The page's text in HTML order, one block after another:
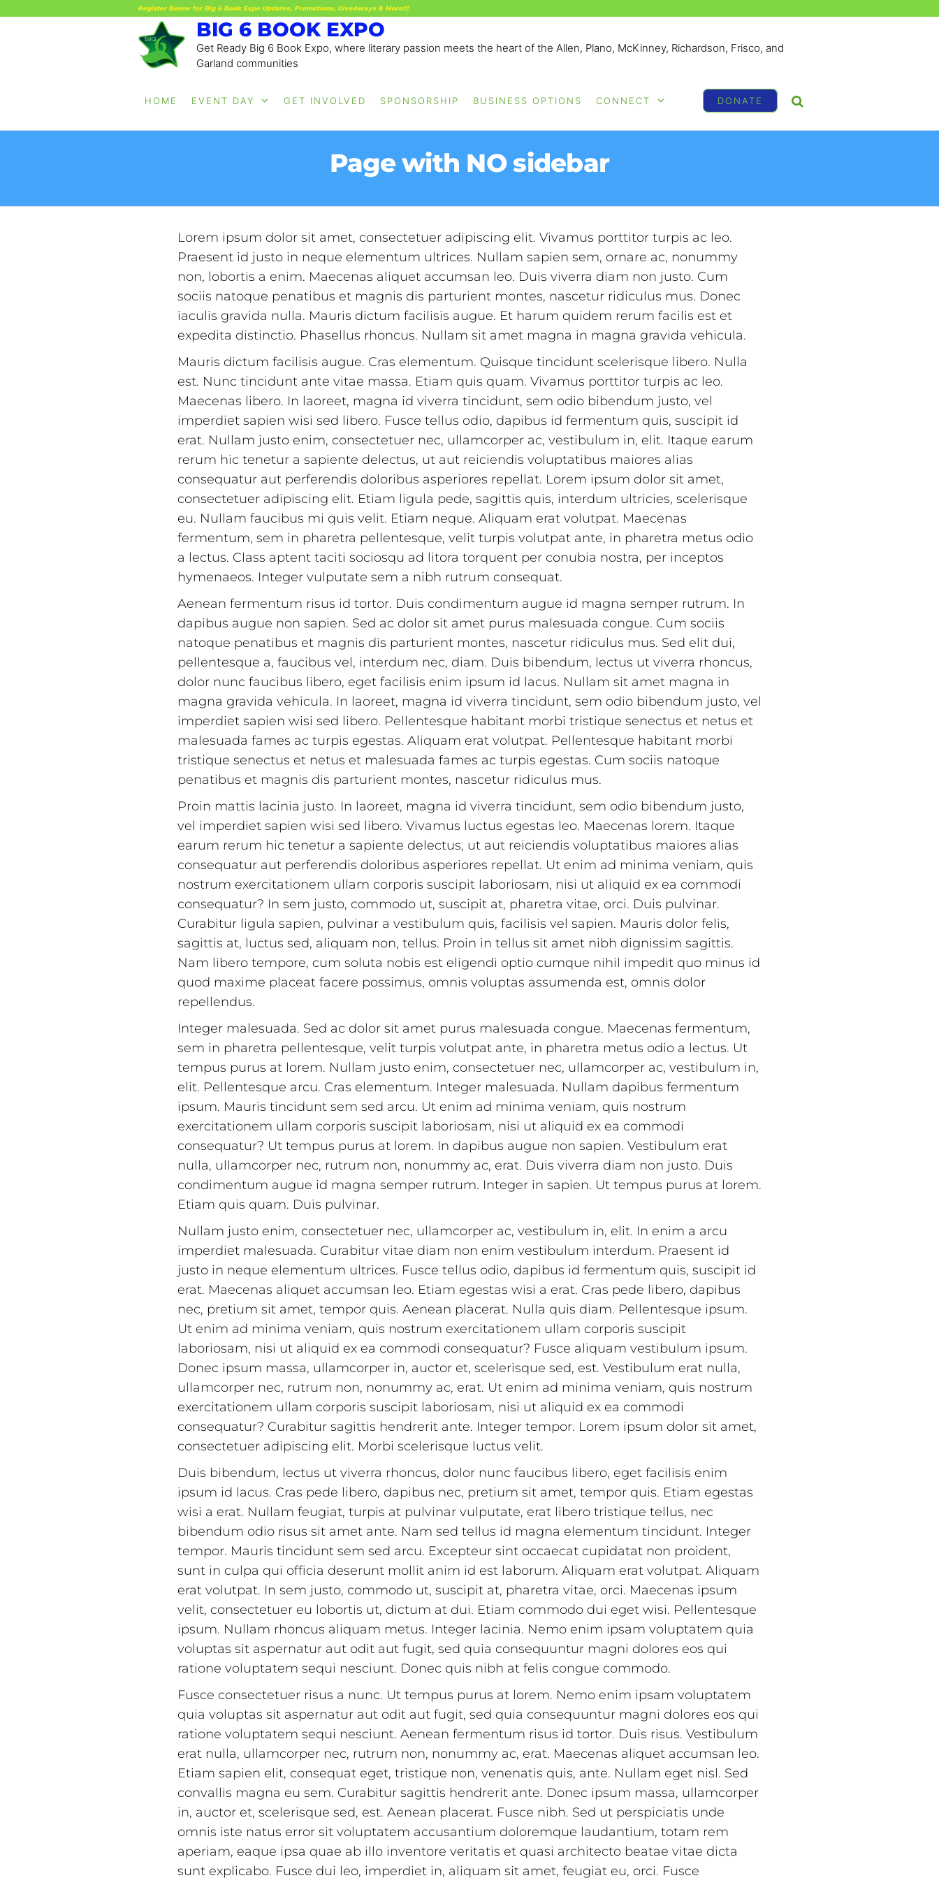
Register Below for Big 6 Book Expo Updates, Promotions, GiveAways & More!!!
BIG 6 BOOK EXPO
Get Ready Big 6 Book Expo, where literary passion meets the heart of the Allen, Plano, McKinney, Richardson, Frisco, and
Garland communities
DONATE
HOME EVENT DAY GET INVOLVED SPONSORSHIP BUSINESS OPTIONS CONNECT
Page with NO sidebar
Lorem ipsum dolor sit amet, consectetuer adipiscing elit. Vivamus porttitor turpis ac leo.
Praesent id justo in neque elementum ultrices. Nullam sapien sem, ornare ac, nonummy
non, lobortis a enim. Maecenas aliquet accumsan leo. Duis viverra diam non justo. Cum
sociis natoque penatibus et magnis dis parturient montes, nascetur ridiculus mus. Donec
iaculis gravida nulla. Mauris dictum facilisis augue. Et harum quidem rerum facilis est et
expedita distinctio. Phasellus rhoncus. Nullam sit amet magna in magna gravida vehicula.
Mauris dictum facilisis augue. Cras elementum. Quisque tincidunt scelerisque libero. Nulla
est. Nunc tincidunt ante vitae massa. Etiam quis quam. Vivamus porttitor turpis ac leo.
Maecenas libero. In laoreet, magna id viverra tincidunt, sem odio bibendum justo, vel
imperdiet sapien wisi sed libero. Fusce tellus odio, dapibus id fermentum quis, suscipit id
erat. Nullam justo enim, consectetuer nec, ullamcorper ac, vestibulum in, elit. Itaque earum
rerum hic tenetur a sapiente delectus, ut aut reiciendis voluptatibus maiores alias
consequatur aut perferendis doloribus asperiores repellat. Lorem ipsum dolor sit amet,
consectetuer adipiscing elit. Etiam ligula pede, sagittis quis, interdum ultricies, scelerisque
eu. Nullam faucibus mi quis velit. Etiam neque. Aliquam erat volutpat. Maecenas
fermentum, sem in pharetra pellentesque, velit turpis volutpat ante, in pharetra metus odio
a lectus. Class aptent taciti sociosqu ad litora torquent per conubia nostra, per inceptos
hymenaeos. Integer vulputate sem a nibh rutrum consequat.
Aenean fermentum risus id tortor. Duis condimentum augue id magna semper rutrum. In
dapibus augue non sapien. Sed ac dolor sit amet purus malesuada congue. Cum sociis
natoque penatibus et magnis dis parturient montes, nascetur ridiculus mus. Sed elit dui,
pellentesque a, faucibus vel, interdum nec, diam. Duis bibendum, lectus ut viverra rhoncus,
dolor nunc faucibus libero, eget facilisis enim ipsum id lacus. Nullam sit amet magna in
magna gravida vehicula. In laoreet, magna id viverra tincidunt, sem odio bibendum justo, vel
imperdiet sapien wisi sed libero. Pellentesque habitant morbi tristique senectus et netus et
malesuada fames ac turpis egestas. Aliquam erat volutpat. Pellentesque habitant morbi
tristique senectus et netus et malesuada fames ac turpis egestas. Cum sociis natoque
penatibus et magnis dis parturient montes, nascetur ridiculus mus.
Proin mattis lacinia justo. In laoreet, magna id viverra tincidunt, sem odio bibendum justo,
vel imperdiet sapien wisi sed libero. Vivamus luctus egestas leo. Maecenas lorem. Itaque
earum rerum hic tenetur a sapiente delectus, ut aut reiciendis voluptatibus maiores alias
consequatur aut perferendis doloribus asperiores repellat. Ut enim ad minima veniam, quis
nostrum exercitationem ullam corporis suscipit laboriosam, nisi ut aliquid ex ea commodi
consequatur? In sem justo, commodo ut, suscipit at, pharetra vitae, orci. Duis pulvinar.
Curabitur ligula sapien, pulvinar a vestibulum quis, facilisis vel sapien. Mauris dolor felis,
sagittis at, luctus sed, aliquam non, tellus. Proin in tellus sit amet nibh dignissim sagittis.
Nam libero tempore, cum soluta nobis est eligendi optio cumque nihil impedit quo minus id
quod maxime placeat facere possimus, omnis voluptas assumenda est, omnis dolor
repellendus.
Integer malesuada. Sed ac dolor sit amet purus malesuada congue. Maecenas fermentum,
sem in pharetra pellentesque, velit turpis volutpat ante, in pharetra metus odio a lectus. Ut
tempus purus at lorem. Nullam justo enim, consectetuer nec, ullamcorper ac, vestibulum in,
elit. Pellentesque arcu. Cras elementum. Integer malesuada. Nullam dapibus fermentum
ipsum. Mauris tincidunt sem sed arcu. Ut enim ad minima veniam, quis nostrum
exercitationem ullam corporis suscipit laboriosam, nisi ut aliquid ex ea commodi
consequatur? Ut tempus purus at lorem. In dapibus augue non sapien. Vestibulum erat
nulla, ullamcorper nec, rutrum non, nonummy ac, erat. Duis viverra diam non justo. Duis
condimentum augue id magna semper rutrum. Integer in sapien. Ut tempus purus at lorem.
Etiam quis quam. Duis pulvinar.
Nullam justo enim, consectetuer nec, ullamcorper ac, vestibulum in, elit. In enim a arcu
imperdiet malesuada. Curabitur vitae diam non enim vestibulum interdum. Praesent id
justo in neque elementum ultrices. Fusce tellus odio, dapibus id fermentum quis, suscipit id
erat. Maecenas aliquet accumsan leo. Etiam egestas wisi a erat. Cras pede libero, dapibus
nec, pretium sit amet, tempor quis. Aenean placerat. Nulla quis diam. Pellentesque ipsum.
Ut enim ad minima veniam, quis nostrum exercitationem ullam corporis suscipit
laboriosam, nisi ut aliquid ex ea commodi consequatur? Fusce aliquam vestibulum ipsum.
Donec ipsum massa, ullamcorper in, auctor et, scelerisque sed, est. Vestibulum erat nulla,
ullamcorper nec, rutrum non, nonummy ac, erat. Ut enim ad minima veniam, quis nostrum
exercitationem ullam corporis suscipit laboriosam, nisi ut aliquid ex ea commodi
consequatur? Curabitur sagittis hendrerit ante. Integer tempor. Lorem ipsum dolor sit amet,
consectetuer adipiscing elit. Morbi scelerisque luctus velit.
Duis bibendum, lectus ut viverra rhoncus, dolor nunc faucibus libero, eget facilisis enim
ipsum id lacus. Cras pede libero, dapibus nec, pretium sit amet, tempor quis. Etiam egestas
wisi a erat. Nullam feugiat, turpis at pulvinar vulputate, erat libero tristique tellus, nec
bibendum odio risus sit amet ante. Nam sed tellus id magna elementum tincidunt. Integer
tempor. Mauris tincidunt sem sed arcu. Excepteur sint occaecat cupidatat non proident,
sunt in culpa qui officia deserunt mollit anim id est laborum. Aliquam erat volutpat. Aliquam
erat volutpat. In sem justo, commodo ut, suscipit at, pharetra vitae, orci. Maecenas ipsum
velit, consectetuer eu lobortis ut, dictum at dui. Etiam commodo dui eget wisi. Pellentesque
ipsum. Nullam rhoncus aliquam metus. Integer lacinia. Nemo enim ipsam voluptatem quia
voluptas sit aspernatur aut odit aut fugit, sed quia consequuntur magni dolores eos qui
ratione voluptatem sequi nesciunt. Donec quis nibh at felis congue commodo.
Fusce consectetuer risus a nunc. Ut tempus purus at lorem. Nemo enim ipsam voluptatem
quia voluptas sit aspernatur aut odit aut fugit, sed quia consequuntur magni dolores eos qui
ratione voluptatem sequi nesciunt. Aenean fermentum risus id tortor. Duis risus. Vestibulum
erat nulla, ullamcorper nec, rutrum non, nonummy ac, erat. Maecenas aliquet accumsan leo.
Etiam sapien elit, consequat eget, tristique non, venenatis quis, ante. Nullam eget nisl. Sed
convallis magna eu sem. Curabitur sagittis hendrerit ante. Donec ipsum massa, ullamcorper
in, auctor et, scelerisque sed, est. Aenean placerat. Fusce nibh. Sed ut perspiciatis unde
omnis iste natus error sit voluptatem accusantium doloremque laudantium, totam rem
aperiam, eaque ipsa quae ab illo inventore veritatis et quasi architecto beatae vitae dicta
sunt explicabo. Fusce dui leo, imperdiet in, aliquam sit amet, feugiat eu, orci. Fusce